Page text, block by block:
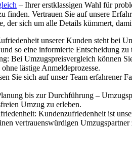
– Ihrer erstklassigen Wahl für
finden. Vertrauen Sie auf unsere
der sich um alle Details kümmert,
unserer Kunden steht bei
so eine informierte Entscheidung zu
Bei Umzugspreisvergleich können
lästige Anmeldeprozesse.
Sie sich auf unser Team
bis zur Durchführung –
Umzug zu erleben.
Kundenzufriedenheit ist
vertrauenswürdigen Umzugspartner